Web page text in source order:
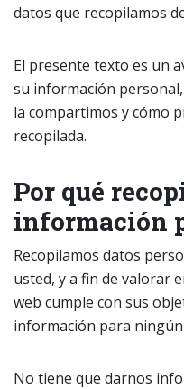
datos que recopilamos
El presente texto es un
su información
la compartimos y cómo
recopilada.
Por qué
información
Recopilamos datos
usted, y a fin de valorar
web cumple con sus
información para
No tiene que darnos